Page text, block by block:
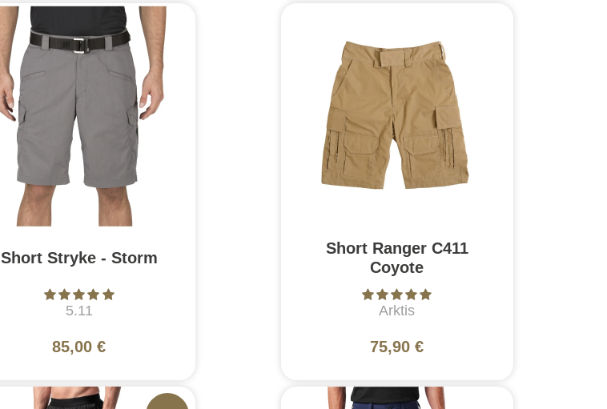
Short Stryke - Storm
5.11
85,00 €
Short Ranger C411
Coyote
Arktis
75,90 €